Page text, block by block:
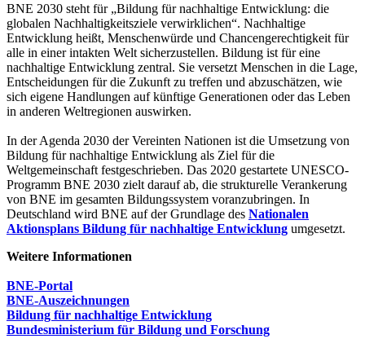
BNE 2030 steht für „Bildung für nachhaltige Entwicklung: die
globalen Nachhaltigkeitsziele verwirklichen“. Nachhaltige
Entwicklung heißt, Menschenwürde und Chancengerechtigkeit für
alle in einer intakten Welt sicherzustellen. Bildung ist für eine
nachhaltige Entwicklung zentral. Sie versetzt Menschen in die Lage,
Entscheidungen für die Zukunft zu treffen und abzuschätzen, wie
sich eigene Handlungen auf künftige Generationen oder das Leben
in anderen Weltregionen auswirken.
In der Agenda 2030 der Vereinten Nationen ist die Umsetzung von
Bildung für nachhaltige Entwicklung als Ziel für die
Weltgemeinschaft festgeschrieben. Das 2020 gestartete UNESCO-
Programm BNE 2030 zielt darauf ab, die strukturelle Verankerung
von BNE im gesamten Bildungssystem voranzubringen. In
Deutschland wird BNE auf der Grundlage des Nationalen
Aktionsplans Bildung für nachhaltige Entwicklung umgesetzt.
Weitere Informationen
BNE-Portal
BNE-Auszeichnungen
Bildung für nachhaltige Entwicklung
Bundesministerium für Bildung und Forschung